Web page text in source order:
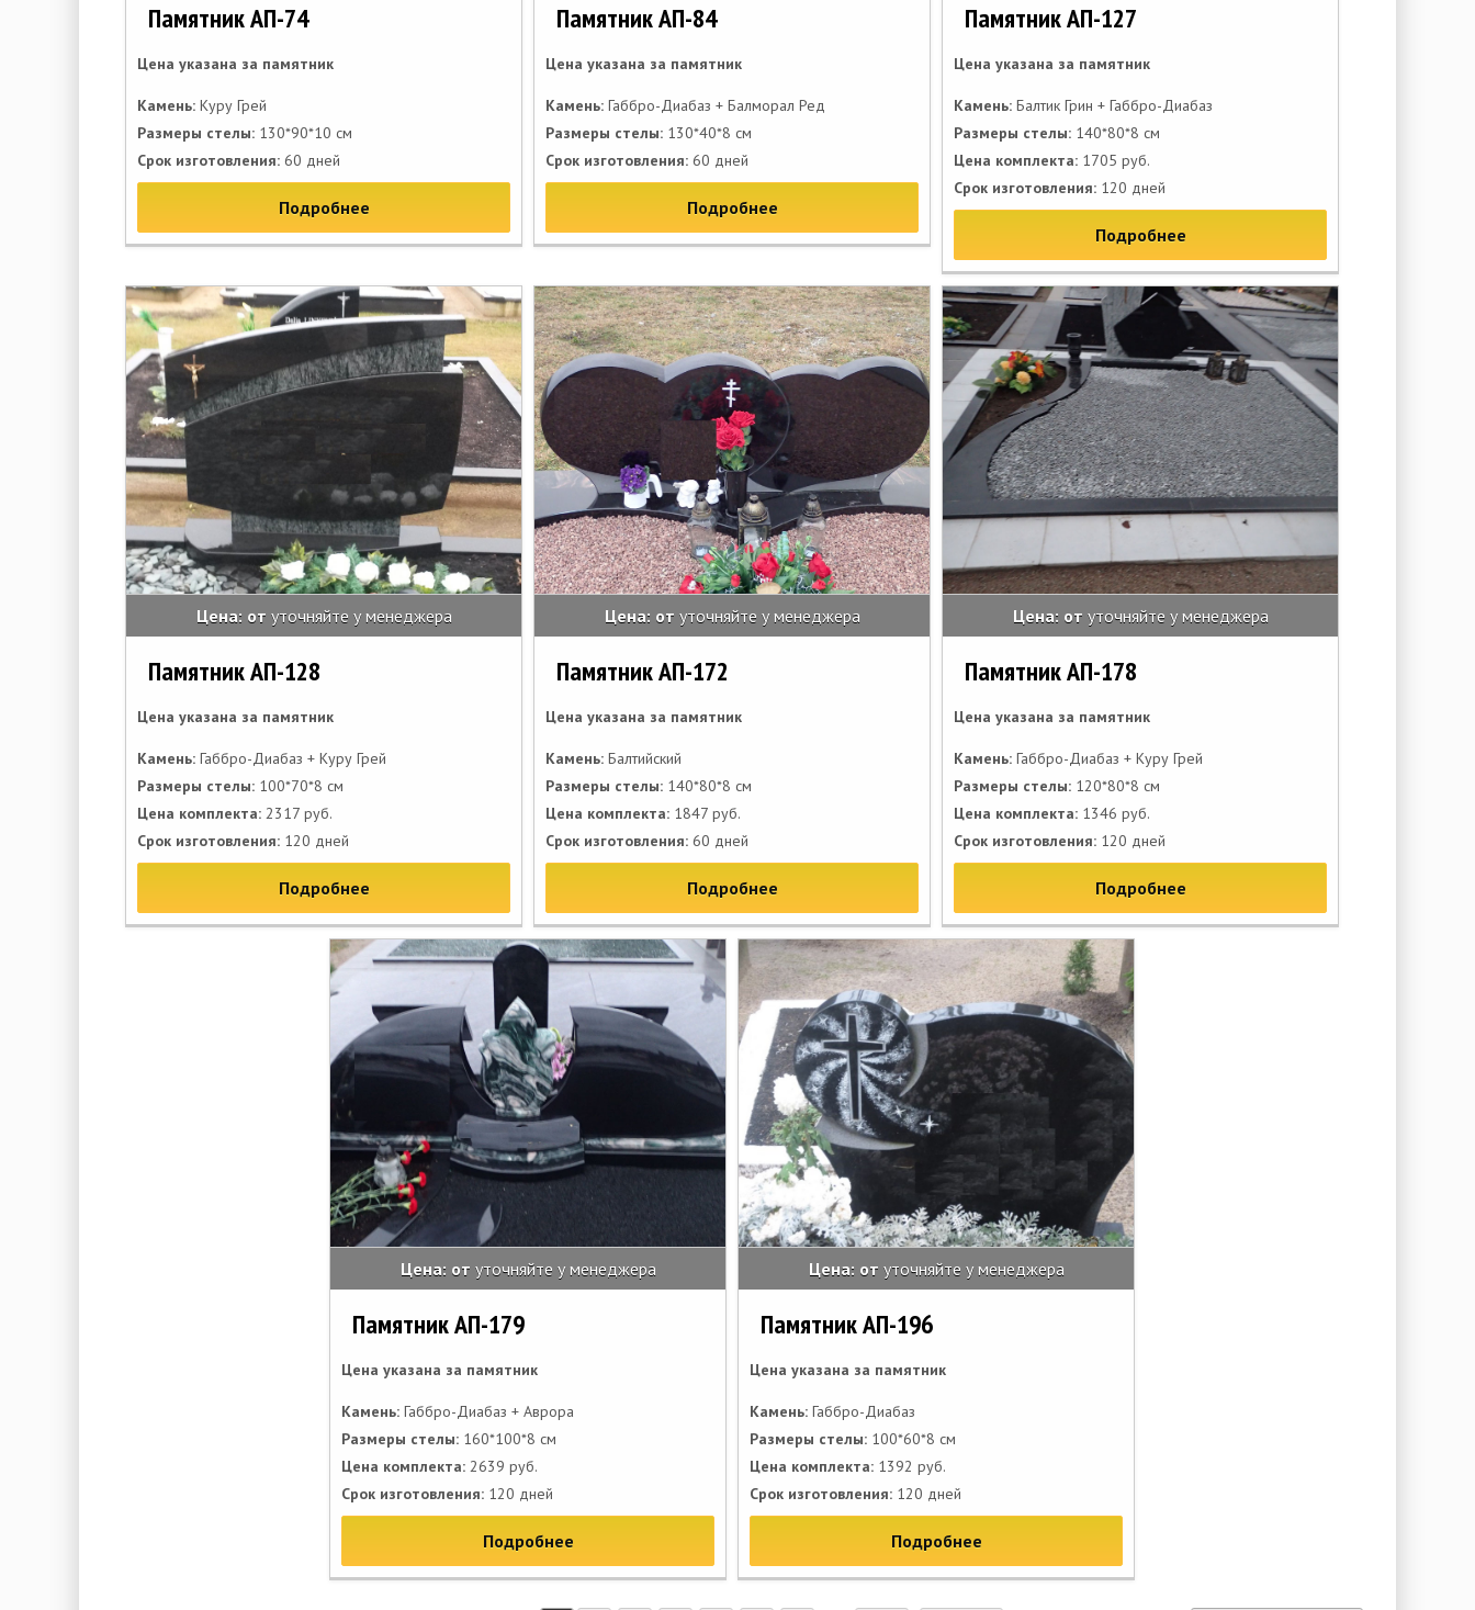
Памятник АП-74
Цена указана за памятник
Камень: Куру Грей
Размеры стелы: 130*90*10 см
Срок изготовления: 60 дней
Подробнее
Памятник АП-84
Цена указана за памятник
Камень: Габбро-Диабаз + Балморал Ред
Размеры стелы: 130*40*8 см
Срок изготовления: 60 дней
Подробнее
Памятник АП-127
Цена указана за памятник
Камень: Балтик Грин + Габбро-Диабаз
Размеры стелы: 140*80*8 см
Цена комплекта: 1705 руб.
Срок изготовления: 120 дней
Подробнее
Цена: от уточняйте у менеджера
Памятник АП-128
Цена указана за памятник
Камень: Габбро-Диабаз + Куру Грей
Размеры стелы: 100*70*8 см
Цена комплекта: 2317 руб.
Срок изготовления: 120 дней
Подробнее
Цена: от уточняйте у менеджера
Памятник АП-172
Цена указана за памятник
Камень: Балтийский
Размеры стелы: 140*80*8 см
Цена комплекта: 1847 руб.
Срок изготовления: 60 дней
Подробнее
Цена: от уточняйте у менеджера
Памятник АП-178
Цена указана за памятник
Камень: Габбро-Диабаз + Куру Грей
Размеры стелы: 120*80*8 см
Цена комплекта: 1346 руб.
Срок изготовления: 120 дней
Подробнее
Цена: от уточняйте у менеджера
Памятник АП-179
Цена указана за памятник
Камень: Габбро-Диабаз + Аврора
Размеры стелы: 160*100*8 см
Цена комплекта: 2639 руб.
Срок изготовления: 120 дней
Подробнее
Цена: от уточняйте у менеджера
Памятник АП-196
Цена указана за памятник
Камень: Габбро-Диабаз
Размеры стелы: 100*60*8 см
Цена комплекта: 1392 руб.
Срок изготовления: 120 дней
Подробнее